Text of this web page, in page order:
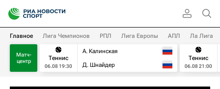
Главное Лига Чемпионов РПЛ Лига Европы АПЛ Ла Лига
Матч-
центр
Теннис
06.08 19:30
А. Калинская
Д. Шнайдер
Теннис
06.08 21:00